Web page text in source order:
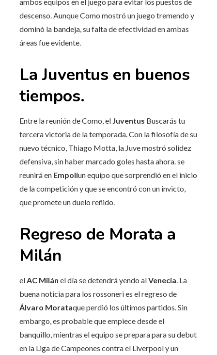
descenso. Aunque Como mostró un juego tremendo y
dominó la bandeja, su falta de efectividad en ambas
áreas fue evidente.
La Juventus en buenos
tiempos.
Entre la reunión de Como, el Juventus Buscarás tu
tercera victoria de la temporada. Con la filosofía de su
nuevo técnico, Thiago Motta, la Juve mostró solidez
defensiva, sin haber marcado goles hasta ahora. se
reunirá en Empoliun equipo que sorprendió en el inicio
de la competición y que se encontró con un invicto,
que promete un duelo reñido.
Regreso de Morata a
Milán
elAC Milán el día se detendrá yendo alVenecia. La
buena noticia para los rossoneri es el regreso de
Álvaro Morataque perdió los últimos partidos. Sin
embargo, es probable que empiece desde el
banquillo, mientras el equipo se prepara para su debut
en la Liga de Campeones contra el Liverpool y un